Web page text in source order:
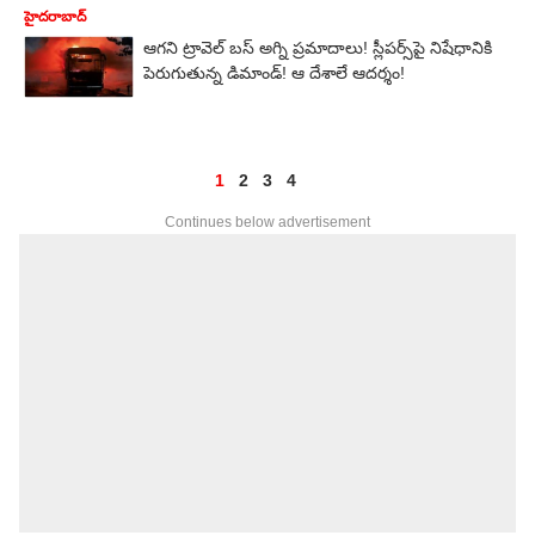
హైదరాబాద్
ఆగని ట్రావెల్ బస్‌ అగ్ని ప్రమాదాలు! స్లీపర్స్‌పై నిషేధానికి
పెరుగుతున్న డిమాండ్! ఆ దేశాలే ఆదర్శం!
1 2 3 4
Continues below advertisement